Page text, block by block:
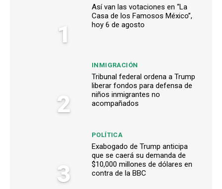
1
Así van las votaciones en “La
Casa de los Famosos México”,
hoy 6 de agosto
2
INMIGRACIÓN
Tribunal federal ordena a Trump
liberar fondos para defensa de
niños inmigrantes no
acompañados
3
POLÍTICA
Exabogado de Trump anticipa
que se caerá su demanda de
$10,000 millones de dólares en
contra de la BBC